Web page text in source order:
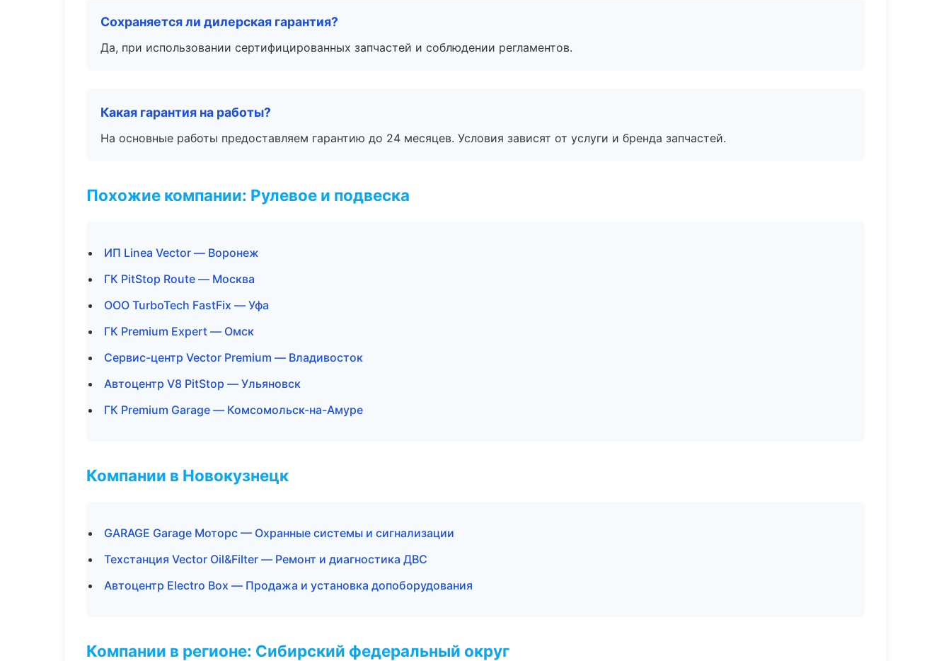
Сохраняется ли дилерская гарантия?
Да, при использовании сертифицированных запчастей и соблюдении регламентов.
Какая гарантия на работы?
На основные работы предоставляем гарантию до 24 месяцев. Условия зависят от услуги и бренда запчастей.
Похожие компании: Рулевое и подвеска
ИП Linea Vector — Воронеж
ГК PitStop Route — Москва
ООО TurboTech FastFix — Уфа
ГК Premium Expert — Омск
Сервис-центр Vector Premium — Владивосток
Автоцентр V8 PitStop — Ульяновск
ГК Premium Garage — Комсомольск-на-Амуре
Компании в Новокузнецк
GARAGE Garage Моторс — Охранные системы и сигнализации
Техстанция Vector Oil&Filter — Ремонт и диагностика ДВС
Автоцентр Electro Box — Продажа и установка допоборудования
Компании в регионе: Сибирский федеральный округ